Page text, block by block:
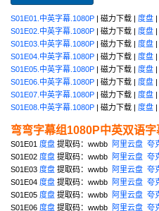
S01E01.中英字幕.1080P | 磁力下载 | 度盘 |
S01E02.中英字幕.1080P | 磁力下载 | 度盘 |
S01E03.中英字幕.1080P | 磁力下载 | 度盘 |
S01E04.中英字幕.1080P | 磁力下载 | 度盘 |
S01E05.中英字幕.1080P | 磁力下载 | 度盘 |
S01E06.中英字幕.1080P | 磁力下载 | 度盘 |
S01E07.中英字幕.1080P | 磁力下载 | 度盘 |
S01E08.中英字幕.1080P | 磁力下载 | 度盘 |
弯弯字幕组1080P中英双语字
S01E01 度盘 提取码：wwbb 阿里云盘 夸
S01E02 度盘 提取码：wwbb 阿里云盘 夸
S01E03 度盘 提取码：wwbb 阿里云盘 夸
S01E04 度盘 提取码：wwbb 阿里云盘 夸
S01E05 度盘 提取码：wwbb 阿里云盘 夸
S01E06 度盘 提取码：wwbb 阿里云盘 夸